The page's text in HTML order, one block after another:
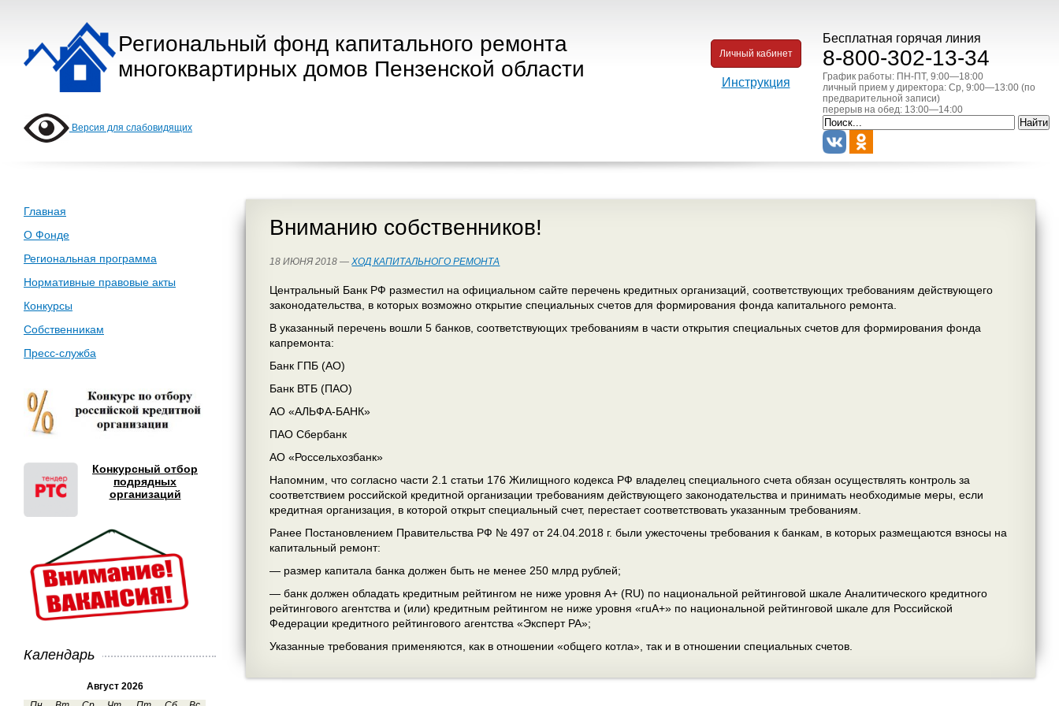
Региональный фонд капитального ремонта
многоквартирных домов Пензенской области
Бесплатная горячая линия
8-800-302-13-34
График работы: ПН-ПТ, 9:00—18:00
личный прием у директора: Ср, 9:00—13:00 (по
предварительной записи)
перерыв на обед: 13:00—14:00
Личный кабинет
Инструкция
Версия для слабовидящих
Главная
О Фонде
Региональная программа
Нормативные правовые акты
Конкурсы
Собственникам
Пресс-служба
Конкурсный отбор
подрядных
организаций
Календарь
Август 2026
Вниманию собственников!
18 ИЮНЯ 2018 —ХОД КАПИТАЛЬНОГО РЕМОНТА
Центральный Банк РФ разместил на официальном сайте перечень кредитных организаций, соответствующих требованиям действующего
законодательства, в которых возможно открытие специальных счетов для формирования фонда капитального ремонта.
В указанный перечень вошли 5 банков, соответствующих требованиям в части открытия специальных счетов для формирования фонда
капремонта:
Банк ГПБ (АО)
Банк ВТБ (ПАО)
АО «АЛЬФА-БАНК»
ПАО Сбербанк
АО «Россельхозбанк»
Напомним, что согласно части 2.1 статьи 176 Жилищного кодекса РФ владелец специального счета обязан осуществлять контроль за
соответствием российской кредитной организации требованиям действующего законодательства и принимать необходимые меры, если
кредитная организация, в которой открыт специальный счет, перестает соответствовать указанным требованиям.
Ранее Постановлением Правительства РФ № 497 от 24.04.2018 г. были ужесточены требования к банкам, в которых размещаются взносы на
капитальный ремонт:
— размер капитала банка должен быть не менее 250 млрд рублей;
— банк должен обладать кредитным рейтингом не ниже уровня А+ (RU) по национальной рейтинговой шкале Аналитического кредитного
рейтингового агентства и (или) кредитным рейтингом не ниже уровня «ruА+» по национальной рейтинговой шкале для Российской
Федерации кредитного рейтингового агентства «Эксперт РА»;
Указанные требования применяются, как в отношении «общего котла», так и в отношении специальных счетов.